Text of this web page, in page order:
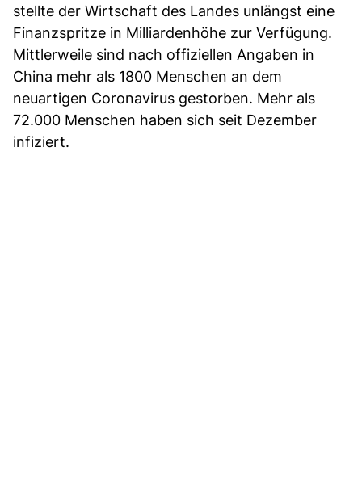
stellte der Wirtschaft des Landes unlängst eine
Finanzspritze in Milliardenhöhe zur Verfügung.
Mittlerweile sind nach offiziellen Angaben in
China mehr als 1800 Menschen an dem
neuartigen Coronavirus gestorben. Mehr als
72.000 Menschen haben sich seit Dezember
infiziert.